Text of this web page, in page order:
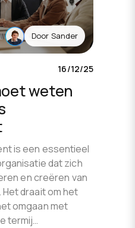
Door Sander
16/12/25
weten
is een essentieel
dat zich
en creëren van
draait om het
omgaan met
termij…